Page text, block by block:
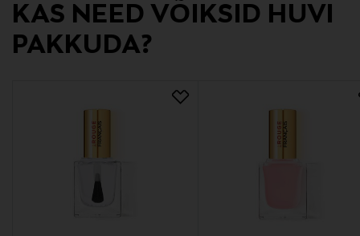
Oy StoneAnt Ltd, Stone Cosmetics, Mestarintie 4,
01730 Vantaa, Finland
info@stoneant.fi
küünelakk, prantsuse kosmeetika
KAS NEED VÕIKSID HUVI
PAKKUDA?